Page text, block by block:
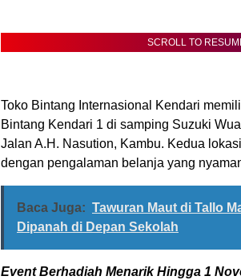
SCROLL TO
Toko Bintang Internasional Kendari
Bintang Kendari 1 di samping Suzuki
Jalan A.H. Nasution, Kambu. Kedua
dengan pengalaman belanja yang
Baca Juga: Tawuran Maut di Tallo
Dipanah di Depan Sekolah
Event Berhadiah Menarik Hingga 1